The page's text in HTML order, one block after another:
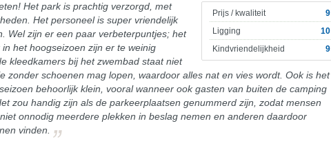
Prijs / kwaliteit
9
Ligging
10
Kindvriendelijkheid
9
Het park is prachtig verzorgd, met
Het personeel is super vriendelijk
Wel zijn er een paar verbeterpuntjes; het
het hoogseizoen zijn er te weinig
kleedkamers bij het zwembad staat niet
zonder schoenen mag lopen, waardoor alles nat en vies wordt. Ook is het
behoorlijk klein, vooral wanneer ook gasten van buiten de camping
zou handig zijn als de parkeerplaatsen genummerd zijn, zodat mensen
onnodig meerdere plekken in beslag nemen en anderen daardoor
vinden.